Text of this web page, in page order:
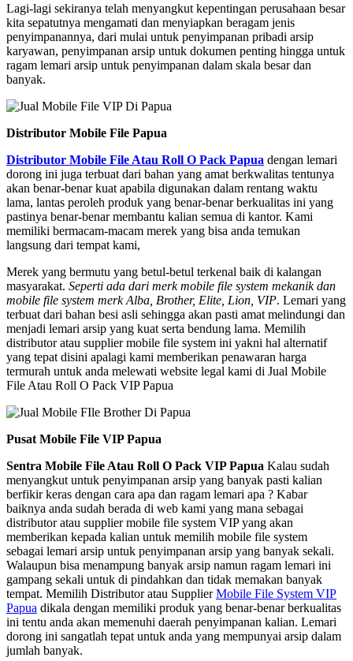
Lagi-lagi sekiranya telah menyangkut kepentingan perusahaan besar
kita sepatutnya mengamati dan menyiapkan beragam jenis
penyimpanannya, dari mulai untuk penyimpanan pribadi arsip
karyawan, penyimpanan arsip untuk dokumen penting hingga untuk
ragam lemari arsip untuk penyimpanan dalam skala besar dan
banyak.
Distributor Mobile File Papua
Distributor Mobile File Atau Roll O Pack Papua dengan lemari
dorong ini juga terbuat dari bahan yang amat berkwalitas tentunya
akan benar-benar kuat apabila digunakan dalam rentang waktu
lama, lantas peroleh produk yang benar-benar berkualitas ini yang
pastinya benar-benar membantu kalian semua di kantor. Kami
memiliki bermacam-macam merek yang bisa anda temukan
langsung dari tempat kami,
Merek yang bermutu yang betul-betul terkenal baik di kalangan
masyarakat. Seperti ada dari merk mobile file system mekanik dan
mobile file system merk Alba, Brother, Elite, Lion, VIP. Lemari yang
terbuat dari bahan besi asli sehingga akan pasti amat melindungi dan
menjadi lemari arsip yang kuat serta bendung lama. Memilih
distributor atau supplier mobile file system ini yakni hal alternatif
yang tepat disini apalagi kami memberikan penawaran harga
termurah untuk anda melewati website legal kami di Jual Mobile
File Atau Roll O Pack VIP Papua
Pusat Mobile File VIP Papua
Sentra Mobile File Atau Roll O Pack VIP Papua Kalau sudah
menyangkut untuk penyimpanan arsip yang banyak pasti kalian
berfikir keras dengan cara apa dan ragam lemari apa ? Kabar
baiknya anda sudah berada di web kami yang mana sebagai
distributor atau supplier mobile file system VIP yang akan
memberikan kepada kalian untuk memilih mobile file system
sebagai lemari arsip untuk penyimpanan arsip yang banyak sekali.
Walaupun bisa menampung banyak arsip namun ragam lemari ini
gampang sekali untuk di pindahkan dan tidak memakan banyak
tempat. Memilih Distributor atau SupplierMobile File System VIP
Papua dikala dengan memiliki produk yang benar-benar berkualitas
ini tentu anda akan memenuhi daerah penyimpanan kalian. Lemari
dorong ini sangatlah tepat untuk anda yang mempunyai arsip dalam
jumlah banyak.